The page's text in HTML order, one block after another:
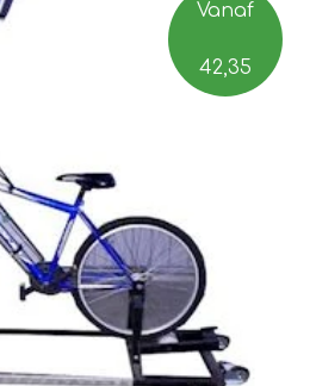
Vanaf
42,35